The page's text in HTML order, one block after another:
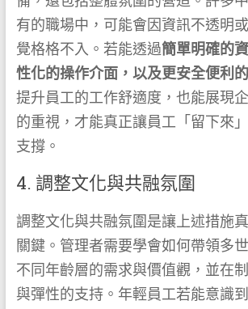
有的職場中，可能會因資訊不透明
覺格格不入。若能透過簡單明確的
性化的操作介面，以及更安全便利
提升員工的工作舒適度，也能展現
的重視，才能真正讓員工「留下來
支撐。
4. 調整文化與共融氛圍
調整文化與共融氛圍是讓上述措施
關鍵。管理者需要學會如何帶領多
不同年齡層的需求與價值觀，並在
與彈性的支持。年輕員工若能意識